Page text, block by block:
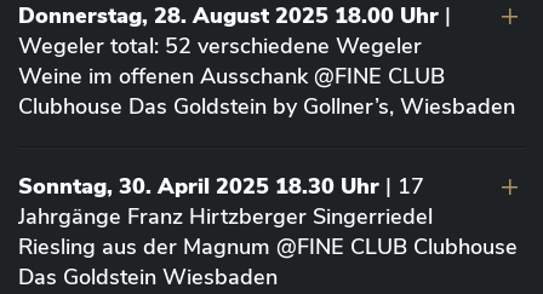
Donnerstag, 28. August 2025 18.00 Uhr |
Wegeler total: 52 verschiedene Wegeler
Weine im offenen Ausschank @FINE CLUB
Clubhouse Das Goldstein by Gollner’s, Wiesbaden
Sonntag, 30. April 2025 18.30 Uhr | 17
Jahrgänge Franz Hirtzberger Singerriedel
Riesling aus der Magnum @FINE CLUB Clubhouse
Das Goldstein Wiesbaden